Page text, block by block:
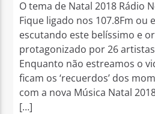
O tema de Natal 2018 Rádio
Fique ligado nos 107.8Fm ou
escutando este belíssimo e
protagonizado por 26
Enquanto não estreamos o
ficam os ‘recuerdos’ dos
com a nova Música Natal
[…]